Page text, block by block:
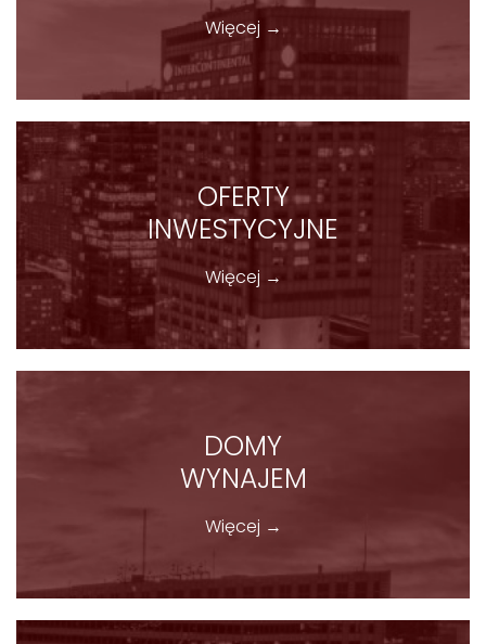
Więcej →
OFERTY
INWESTYCYJNE
Więcej →
DOMY
WYNAJEM
Więcej →